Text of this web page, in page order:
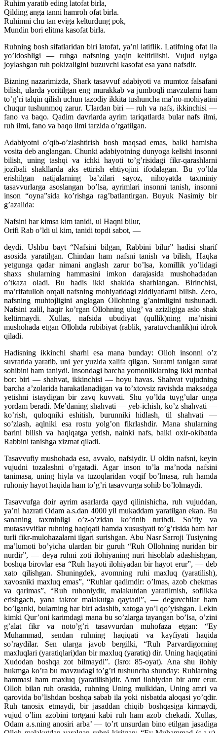
Ruhim yaratib eding latofat birla,
Qilding anga tanni hamroh ofat birla.
Ruhimni chu tan eviga kelturdung pok,
Mundin bori elitma kasofat birla.
Ruhning bosh sifatlaridan biri latofat, ya’ni latiflik. Latifning ofat ila
yo’ldoshligi — ruhga nafsning yaqin keltirilishi. Vujud uyiga
joylashgan ruh pokizaligini buzuvchi kasofat esa yana nafsdir.
Bizning nazarimizda, Shark tasavvuf adabiyoti va mumtoz falsafani
bilish, ularda yoritilgan eng murakkab va jumboqli mavzularni ham
to’g’ri talqin qilish uchun tazodiy ikkita tushuncha ma’no-mohiyatini
chuqur tushunmoq zarur. Ulardan biri — ruh va nafs, ikkinchisi —
fano va baqo. Qadim davrlarda ayrim tariqatlarda bular nafs ilmi,
ruh ilmi, fano va baqo ilmi tarzida o’rgatilgan.
Adabiyotni o’qib-o’zlashtirish bosh maqsad emas, balki hamisha
vosita deb anglangan. Chunki adabiyotning dunyoga kelishi insonni
bilish, uning tashqi va ichki hayoti to’g’risidagi fikr-qarashlarni
jozibali shakllarda aks ettirish ehtiyojini ifodalagan. Bu yo’lda
erishilgan natijalarning ba’zilari sayoz, nihoyatda taxminiy
tasavvurlarga asoslangan bo’lsa, ayrimlari insonni tanish, insonni
inson “oyna”sida ko’rishga rag’batlantirgan. Buyuk Nasimiy bir
g’azalida:
Nafsini har kimsa kim tanidi, ul Haqni bilur,
Orifi Rab o’ldi ul kim, tanidi topdi sabot, —
deydi. Ushbu bayt “Nafsini bilgan, Rabbini bilur” hadisi sharif
asosida yaratilgan. Chindan ham nafsni tanish va bilish, Haqka
yetgunga qadar nimani anglash zarur bo’lsa, komillik yo’lidagi
shaxs shularning hammasini imkon darajasida mushohadadan
o’tkaza oladi. Bu hadis ikki shaklda sharhlangan. Birinchisi,
ma’rifatulloh orqali nafsning mohiyatidagi ziddiyatlarni bilish. Zero,
nafsning muhtojligini anglagan Ollohning g’animligini tushunadi.
Nafsini zalil, haqir ko’rgan Ollohning ulug’ va azizligiga aslo shak
keltirmaydi. Xullas, nafsida ubudiyat (qullik)ning ma’nisini
mushohada etgan Ollohda rubibiyat (rablik, yaratuvchanlik)ni idrok
qiladi.
Hadisning ikkinchi sharhi esa mana bunday: Olloh insonni o’z
suvratida yaratib, uni yer yuzida xalifa qilgan. Suratni tanigan surat
sohibini ham taniydi. Insondagi barcha yomonliklarning ikki manbai
bor: biri — shahvat, ikkinchisi — hoyu havas. Shahvat vujudning
barcha a’zolarida harakatlanadigan va to’xtovsiz ravishda maksadga
yetishni istaydigan bir zavq kuvvati. Shu yo’lda tuyg’ular unga
yordam beradi. Me’daning shahvati — yeb-ichish, ko’z shahvati —
ko’rish, quloqniki eshitish, burunniki hidlash, til shahvati —
so’zlash, aqlniki esa rostu yolg’on fikrlashdir. Mana shularning
barini bilish va haqiqatga yetish, nainki nafs, balki oxir-okibatda
Rabbini tanishga xizmat qiladi.
Tasavvufiy mushohada esa, avvalo, nafsiydir. U oldin nafsni, keyin
vujudni tozalashni o’rgatadi. Agar inson to’la ma’noda nafsini
tanimasa, uning hiyla va tuzoqlaridan voqif bo’lmasa, ruh hamda
ruhoniy hayot haqida ham to’g’ri tasavvurga sohib bo’lolmaydi.
Tasavvufga doir ayrim asarlarda qayd qilinishicha, ruh vujuddan,
ya’ni hazrati Odam a.s.dan 4000 yil mukaddam yaratilgan ekan. Bu
sananing taxminligi o’z-o’zidan ko’rinib turibdi. So’fiy va
mutasavviflar ruhning haqiqati hamda xususiyati to’g’risida ham har
turli fikr-mulohazalarni ilgari surishgan. Abu Nasr Sarroji Tusiyning
ma’lumoti bo’yicha ulardan bir guruh “Ruh Ollohning nuridan bir
nurdir”, — deya ruhni zoti ilohiyaning nuri hisoblab adashishgan,
boshqa birovlar esa “Ruh hayoti ilohiyadan bir hayot erur”, — deb
xato qilishgan. Shuningdek, avomning ruhi maxluq (yaratilish),
xavosniki maxluq emas”, “Ruhlar qadimdir: o’lmas, azob chekmas
va qarimas”, “Ruh ruhoniydir, malakutdan yaratilmish, soflikka
erishgach, yana takror malakutga qaytadi”, — deguvchilar ham
bo’lganki, bularning har biri adashib, xatoga yo’l qo’yishgan. Lekin
kimki Qur’oni karimdagi mana bu so’zlarga tayangan bo’lsa, o’zini
g’alat fikr va noto’g’ri tasavvurdan muhofaza etgan: “Ey
Muhammad, sendan ruhning haqiqati va kayfiyati haqida
so’raydilar. Sen ularga javob bergilki, “Ruh Parvardigorning
maxluqlari (yaratiqlari)dan bir maxluq (yaratiq) dir. Uning haqiqatini
Xudodan boshqa zot bilmaydi”. (Isro: 85-oyat). Ana shu ilohiy
hukmga ko’ra bu mavzudagi to’g’ri tushuncha shunday: Ruhlarning
hammasi ham maxluq (yaratilish)dir. Amri ilohiydan bir amr erur.
Olloh bilan ruh orasida, ruhning Uning mulkidan, Uning amri va
qarovida bo’lishdan boshqa sabab ila yoki nisbatda aloqasi yo’qdir.
Ruh tanosix etmaydi, bir jasaddan chiqib boshqasiga kirmaydi,
vujud o’lim azobini tortgani kabi ruh ham azob chekadi. Xullas,
Odam a.s.ning anosiri arba’ — to’rt unsurdan bino etilgan jasadiga